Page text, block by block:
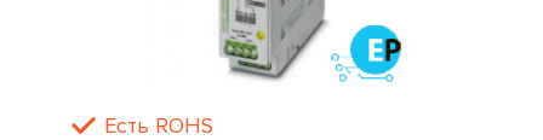
Есть ROHS